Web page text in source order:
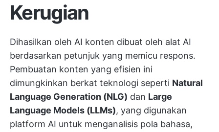
Kerugian
Dihasilkan oleh AI konten dibuat oleh alat AI
berdasarkan petunjuk yang memicu respons.
Pembuatan konten yang efisien ini
dimungkinkan berkat teknologi seperti Natural
Language Generation (NLG) dan Large
Language Models (LLMs), yang digunakan
platform AI untuk menganalisis pola bahasa,